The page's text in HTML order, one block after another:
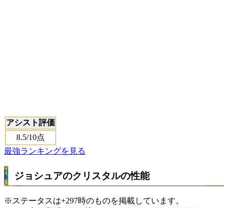
アシスト評価
8.5/10点
最強ランキングを見る
ジョシュアのクリスタルの性能
※ステータスは+297時のものを掲載しています。